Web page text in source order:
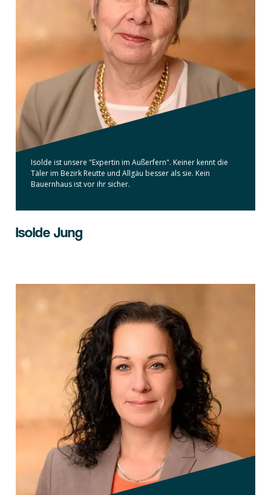
Isolde ist unsere "Expertin im Außerfern". Keiner kennt die
Täler im Bezirk Reutte und Allgäu besser als sie. Kein
Bauernhaus ist vor ihr sicher.
Isolde Jung